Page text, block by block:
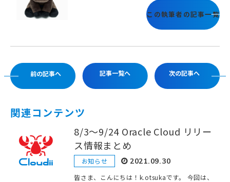
この執筆者の記事一覧
前の記事へ 記事一覧へ 次の記事へ
関連コンテンツ
8/3〜9/24 Oracle Cloud リリー
ス情報まとめ
お知らせ 2021.09.30
皆さま、こんにちは！k.otsukaです。 今回は、